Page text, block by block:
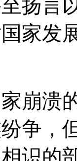
扬言
家发
崩溃
争，